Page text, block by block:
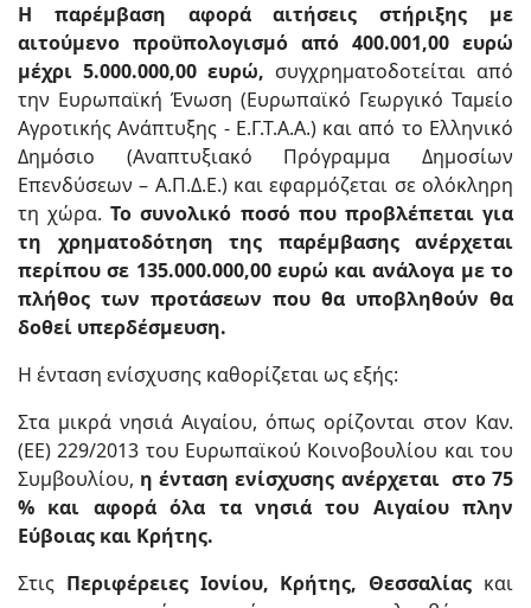
Η παρέμβαση αφορά αιτήσεις στήριξης με
αιτούμενο προϋπολογισμό από 400.001,00 ευρώ
μέχρι 5.000.000,00 ευρώ, συγχρηματοδοτείται από
την Ευρωπαϊκή Ένωση (Ευρωπαϊκό Γεωργικό Ταμείο
Αγροτικής Ανάπτυξης - Ε.Γ.Τ.Α.Α.) και από το Ελληνικό
Δημόσιο (Αναπτυξιακό Πρόγραμμα Δημοσίων
Επενδύσεων – Α.Π.Δ.Ε.) και εφαρμόζεται σε ολόκληρη
τη χώρα.Το συνολικό ποσό που προβλέπεται για
τη χρηματοδότηση της παρέμβασης ανέρχεται
περίπου σε 135.000.000,00 ευρώ και ανάλογα με το
πλήθος των προτάσεων που θα υποβληθούν θα
δοθεί υπερδέσμευση.
Η ένταση ενίσχυσης καθορίζεται ως εξής:
Στα μικρά νησιά Αιγαίου, όπως ορίζονται στον Καν.
(ΕΕ) 229/2013 του Ευρωπαϊκού Κοινοβουλίου και του
Συμβουλίου, η ένταση ενίσχυσης ανέρχεται στο 75
% και αφορά όλα τα νησιά του Αιγαίου πλην
Εύβοιας και Κρήτης.
Στις Περιφέρειες Ιονίου, Κρήτης, Θεσσαλίας και